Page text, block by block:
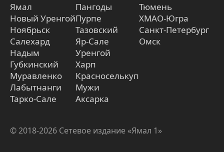
Ямал
Новый Уренгой
Ноябрьск
Салехард
Надым
Губкинский
Муравленко
Лабытнанги
Тарко-Сале
Пангоды
Пурпе
Тазовский
Яр-Сале
Уренгой
Харп
Красноселькуп
Мужи
Аксарка
Тюмень
ХМАО-Югра
Санкт-Петербург
Омск
© 2018-2026 Сетевое издание «Ямал 1»